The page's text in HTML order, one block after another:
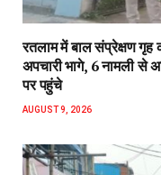
रतलाम में बाल संप्रेक्षण गृह
अपचारी भागे, 6 नामली से
पर पहुंचे
AUGUST 9, 2026